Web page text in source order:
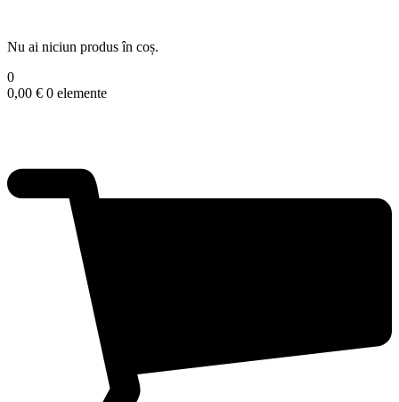
Nu ai niciun produs în coș.
0
0,00 € 0 elemente